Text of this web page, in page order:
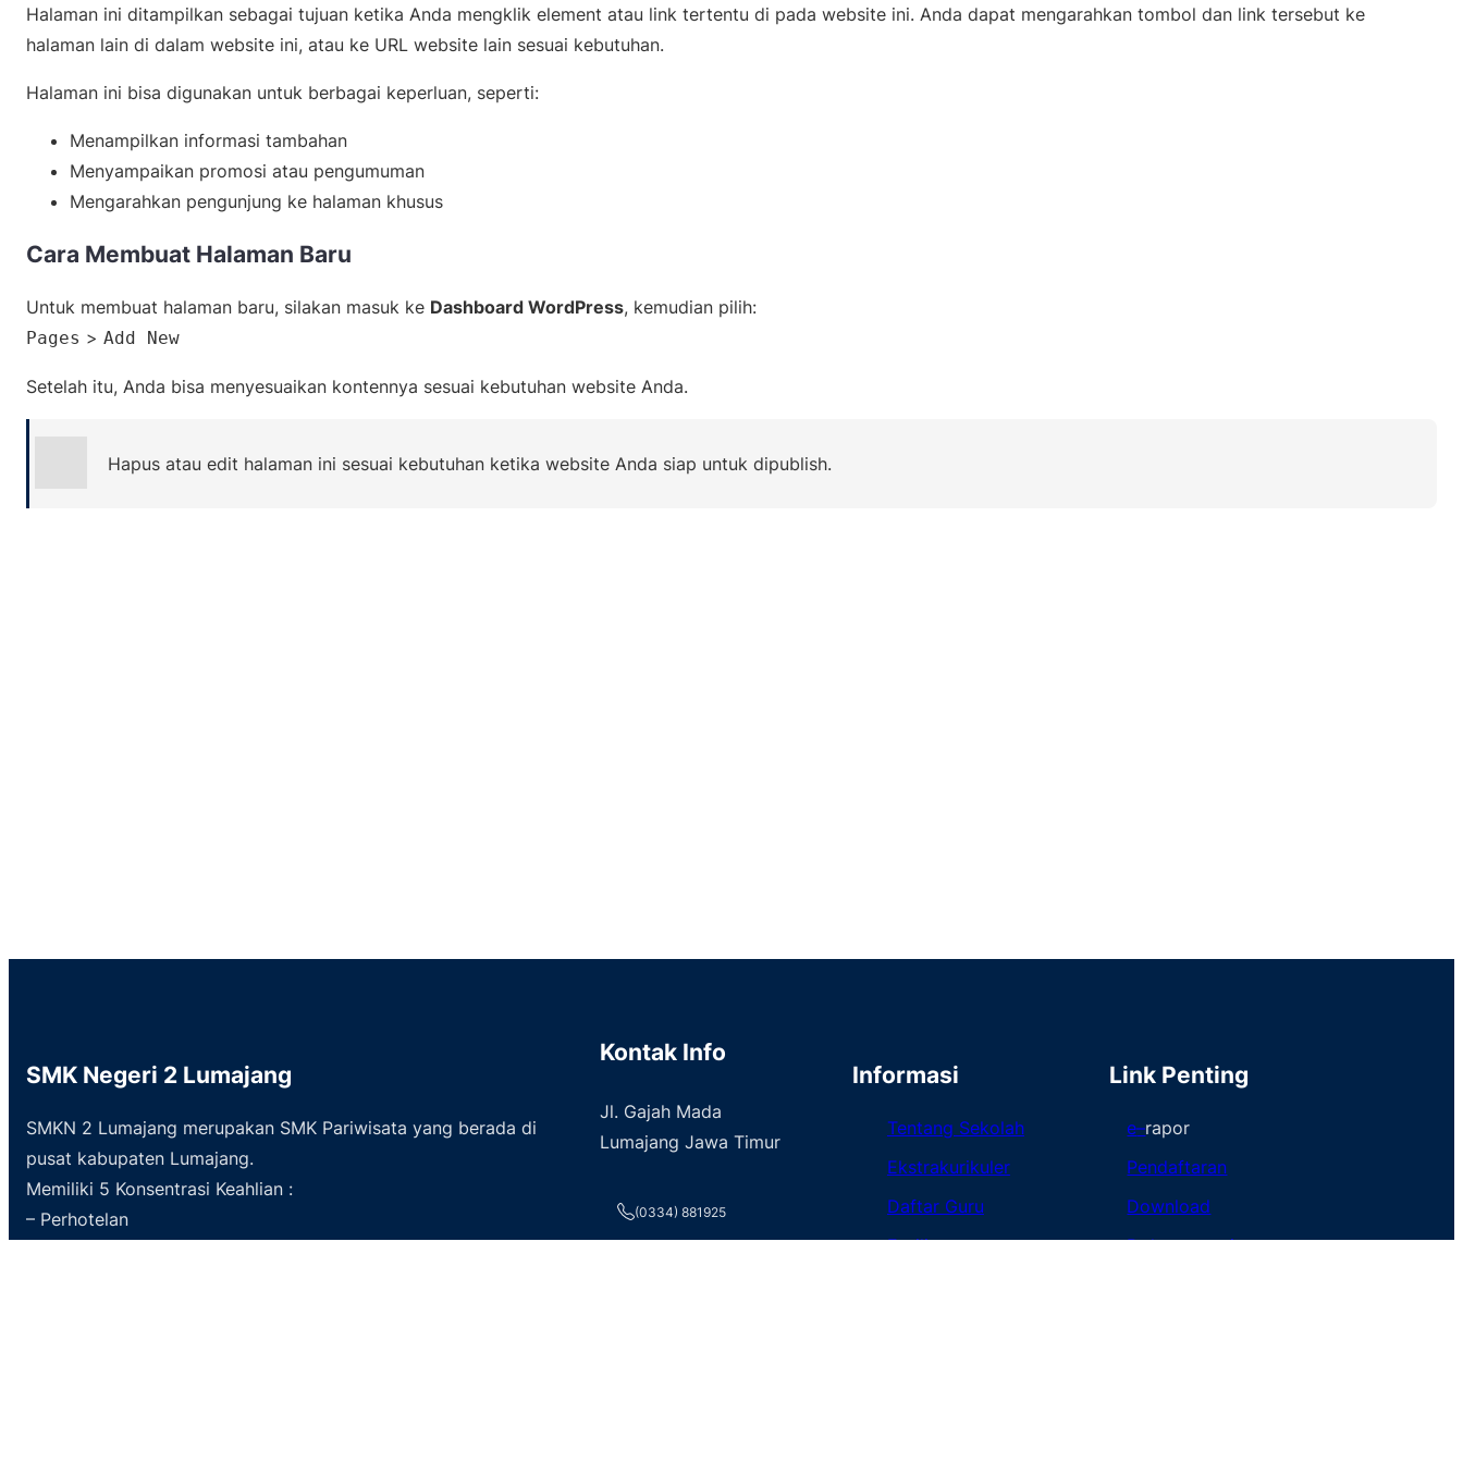
Halaman ini ditampilkan sebagai tujuan ketika Anda mengklik element atau link tertentu di pada website ini. Anda dapat mengarahkan tombol dan link tersebut ke
halaman lain di dalam website ini, atau ke URL website lain sesuai kebutuhan.
Halaman ini bisa digunakan untuk berbagai keperluan, seperti:
Menampilkan informasi tambahan
Menyampaikan promosi atau pengumuman
Mengarahkan pengunjung ke halaman khusus
Cara Membuat Halaman Baru
Untuk membuat halaman baru, silakan masuk ke Dashboard WordPress, kemudian pilih:
Pages > Add New
Setelah itu, Anda bisa menyesuaikan kontennya sesuai kebutuhan website Anda.
Hapus atau edit halaman ini sesuai kebutuhan ketika website Anda siap untuk dipublish.
SMK Negeri 2 Lumajang
SMKN 2 Lumajang merupakan SMK Pariwisata yang berada di
pusat kabupaten Lumajang.
Memiliki 5 Konsentrasi Keahlian :
– Perhotelan
Kontak Info
Jl. Gajah Mada
Lumajang Jawa Timur
(0334) 881925
Informasi
Tentang Sekolah
Ekstrakurikuler
Daftar Guru
Fasilitas
Link Penting
e–rapor
Pendaftaran
Download
Dokumentasi